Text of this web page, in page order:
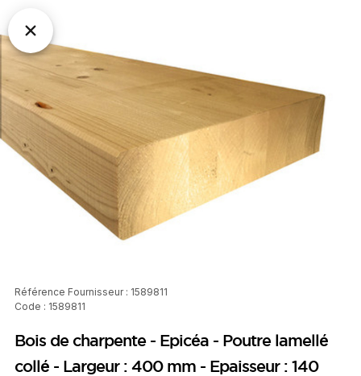
Référence Fournisseur : 1589811
Code : 1589811
Bois de charpente - Epicéa - Poutre lamellé
collé - Largeur : 400 mm - Epaisseur : 140